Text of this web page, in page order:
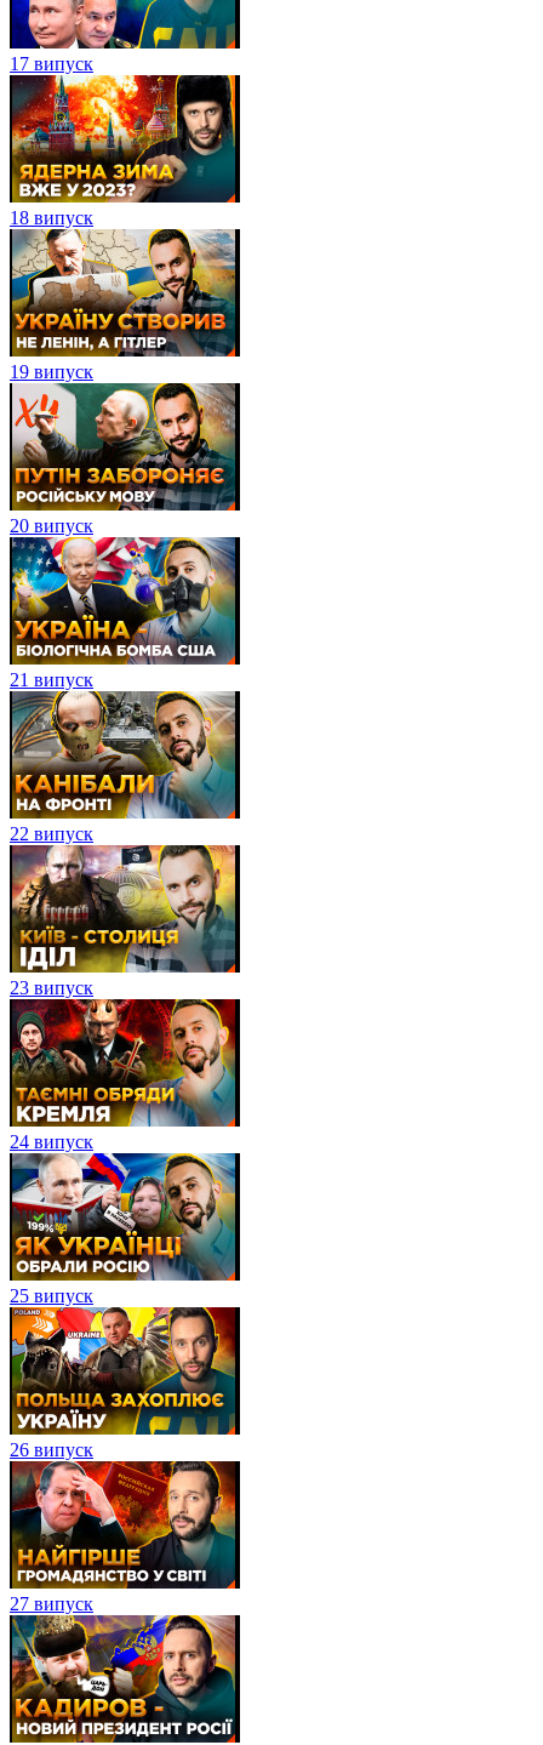
17 випуск
18 випуск
19 випуск
20 випуск
21 випуск
22 випуск
23 випуск
24 випуск
25 випуск
26 випуск
27 випуск